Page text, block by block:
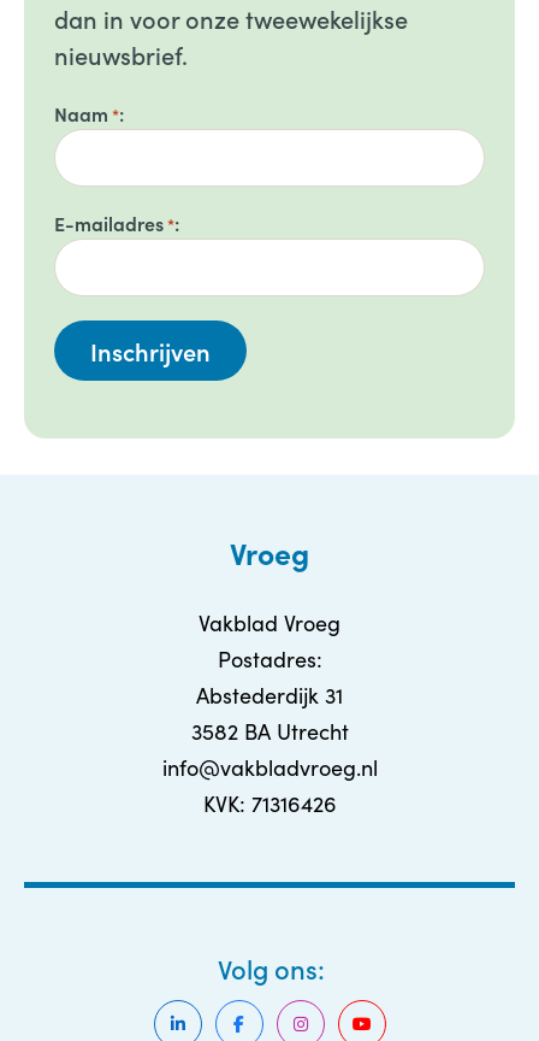
dan in voor onze tweewekelijkse
nieuwsbrief.
Naam *
E-mailadres*
Vroeg
Vakblad Vroeg
Postadres:
Abstederdijk 31
3582 BA Utrecht
info@vakbladvroeg.nl
KVK: 71316426
Volg ons: